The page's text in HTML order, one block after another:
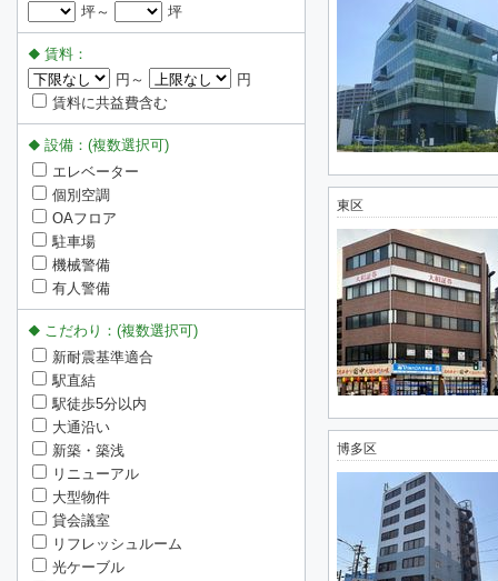
東区
博多区
坪～
坪
賃料：
円～
円
賃料に共益費含む
設備：(複数選択可)
エレベーター
個別空調
OAフロア
駐車場
機械警備
有人警備
こだわり：(複数選択可)
新耐震基準適合
駅直結
駅徒歩5分以内
大通沿い
新築・築浅
リニューアル
大型物件
貸会議室
リフレッシュルーム
光ケーブル